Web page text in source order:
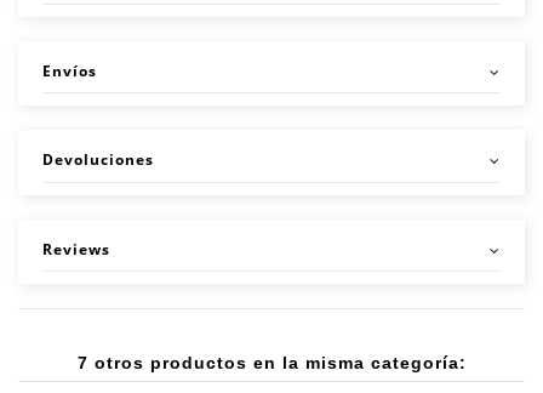
Envíos
Devoluciones
Reviews
7 otros productos en la misma categoría: